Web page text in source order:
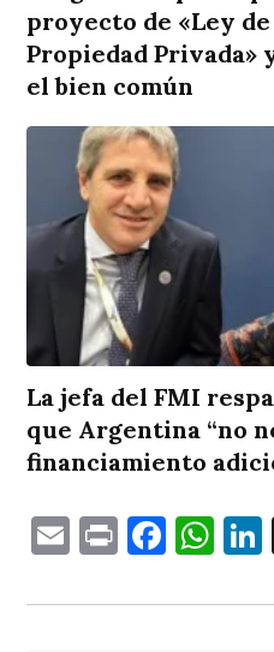
proyecto de «Ley
Propiedad Privada»
el bien común
La jefa del FMI
que Argentina “no
financiamiento
EmailPrint